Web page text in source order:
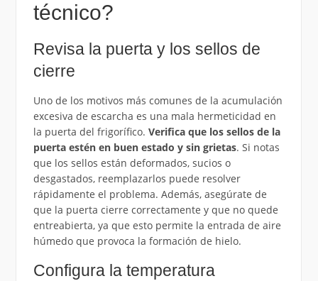
técnico?
Revisa la puerta y los sellos de
cierre
Uno de los motivos más comunes de la acumulación
excesiva de escarcha es una mala hermeticidad en
la puerta del frigorífico. Verifica que los sellos de la
puerta estén en buen estado y sin grietas. Si notas
que los sellos están deformados, sucios o
desgastados, reemplazarlos puede resolver
rápidamente el problema. Además, asegúrate de
que la puerta cierre correctamente y que no quede
entreabierta, ya que esto permite la entrada de aire
húmedo que provoca la formación de hielo.
Configura la temperatura